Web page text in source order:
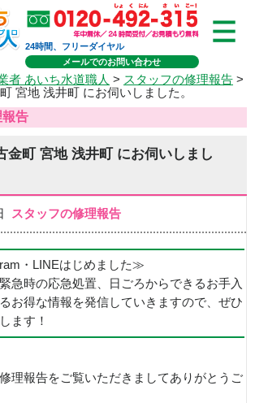
24時間、フリーダイヤル
メールでのお問い合わせ
者 あいち水道職人 > スタッフの修理報告 >
宮地 浅井町 にお伺いしました。
報告
金町 宮地 浅井町 にお伺いしまし
スタッフの修理報告
・LINEはじめました≫
急時の応急処置、日ごろからできるお手入
お得な情報を発信していきますので、ぜひ
ます！
理報告をご覧いただきましてありがとうご